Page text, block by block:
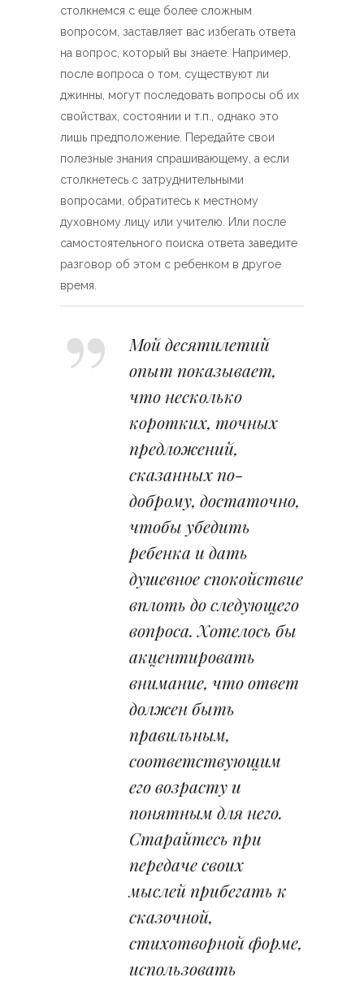
столкнемся с еще более сложным
вопросом, заставляет вас избегать ответа
на вопрос, который вы знаете. Например,
после вопроса о том, существуют ли
джинны, могут последовать вопросы об их
свойствах, состоянии и т.п., однако это
лишь предположение. Передайте свои
полезные знания спрашивающему, а если
столкнетесь с затруднительными
вопросами, обратитесь к местному
духовному лицу или учителю. Или после
самостоятельного поиска ответа заведите
разговор об этом с ребенком в другое
время.
Мой десятилетий
опыт показывает,
что несколько
коротких, точных
предложений,
сказанных по-
доброму, достаточно,
чтобы убедить
ребенка и дать
душевное спокойствие
вплоть до следующего
вопроса. Хотелось бы
акцентировать
внимание, что ответ
должен быть
правильным,
соответствующим
его возрасту и
понятным для него.
Старайтесь при
передаче своих
мыслей прибегать к
сказочной,
стихотворной форме,
использовать